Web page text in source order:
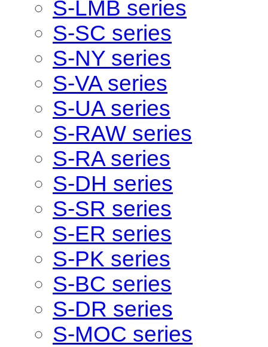
S-LMB series
S-SC series
S-NY series
S-VA series
S-UA series
S-RAW series
S-RA series
S-DH series
S-SR series
S-ER series
S-PK series
S-BC series
S-DR series
S-MOC series